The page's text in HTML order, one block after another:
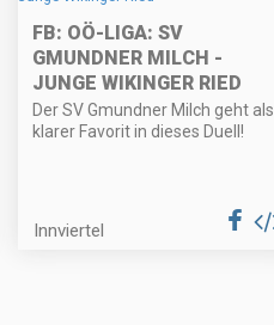
FB: OÖ-LIGA: SV
GMUNDNER MILCH -
JUNGE WIKINGER RIED
Der SV Gmundner Milch geht als
klarer Favorit in dieses Duell!
Innviertel